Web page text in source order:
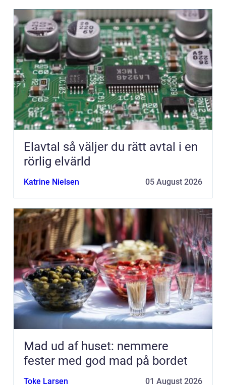
Elavtal så väljer du rätt avtal i en
rörlig elvärld
Katrine Nielsen 05 August 2026
Mad ud af huset: nemmere
fester med god mad på bordet
Toke Larsen 01 August 2026